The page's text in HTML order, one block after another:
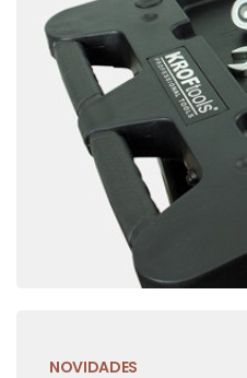
NOVIDADES